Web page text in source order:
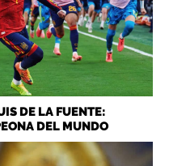
DE LA FUENTE:
DEL MUNDO